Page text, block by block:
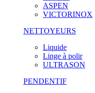
ASPEN
VICTORINOX
NETTOYEURS
Liquide
Linge à polir
ULTRASON
PENDENTIF